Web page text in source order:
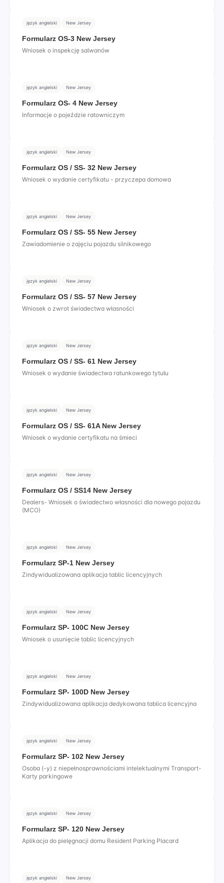
język angielski New Jersey
Formularz OS-3 New Jersey
Wniosek o inspekcję salwanów
język angielski New Jersey
Formularz OS- 4 New Jersey
Informacje o pojeździe ratowniczym
język angielski New Jersey
Formularz OS / SS- 32 New Jersey
Wniosek o wydanie certyfikatu - przyczepa domowa
język angielski New Jersey
Formularz OS / SS- 55 New Jersey
Zawiadomienie o zajęciu pojazdu silnikowego
język angielski New Jersey
Formularz OS / SS- 57 New Jersey
Wniosek o zwrot świadectwa własności
język angielski New Jersey
Formularz OS / SS- 61 New Jersey
Wniosek o wydanie świadectwa ratunkowego tytułu
język angielski New Jersey
Formularz OS / SS- 61A New Jersey
Wniosek o wydanie certyfikatu na śmieci
język angielski New Jersey
Formularz OS / SS14 New Jersey
Dealers- Wniosek o świadectwo własności dla nowego pojazdu
(MCO)
język angielski New Jersey
Formularz SP-1 New Jersey
Zindywidualizowana aplikacja tablic licencyjnych
język angielski New Jersey
Formularz SP- 100C New Jersey
Wniosek o usunięcie tablic licencyjnych
język angielski New Jersey
Formularz SP- 100D New Jersey
Zindywidualizowana aplikacja dedykowana tablica licencyjna
język angielski New Jersey
Formularz SP- 102 New Jersey
Osoba (-y) z niepełnosprawnościami intelektualnymi Transport-
Karty parkingowe
język angielski New Jersey
Formularz SP- 120 New Jersey
Aplikacja do pielęgnacji domu Resident Parking Placard
język angielski New Jersey